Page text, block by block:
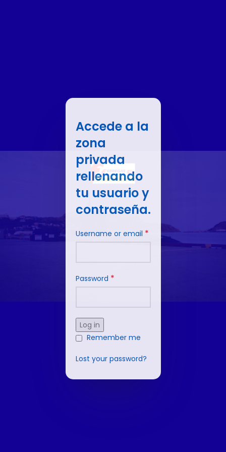
Accede a la
zona
privada
rellenando
tu usuario y
contraseña.
Username or email *
Password *
Log in
Remember me
Lost your password?